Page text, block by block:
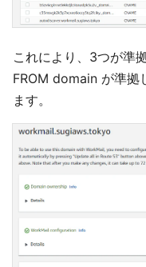
これにより、3つが準
FROM domain が準拠
ます。